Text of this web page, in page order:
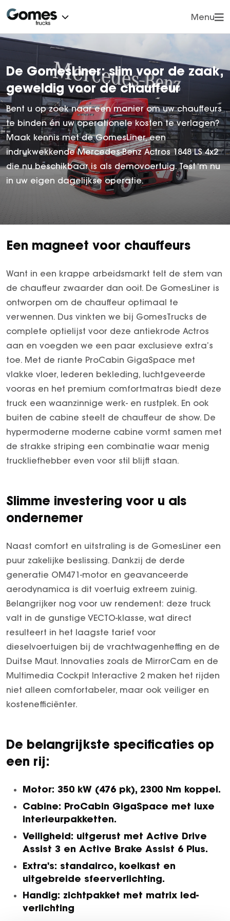
Menu
Onze modellen
Vorige
ONZE MODELLEN
Mercedes-Benz
Actros
Actros F
Actros L ProCab
Actros L tot 500 ton
eActros 400
eActros 600
Atego Bouwverkeer
Arocs tot 500 ton
Econic
eEconic
FUSO
FUSO Canter
FUSO eCanter
Onderdelen
Vorige
ONDERDELEN
Orginele Mercedes-Benz onderdelen &
Trucksparts onderdelen
Op- en ombouw
Service en diensten
Afleveringen
Vestigingen
Werkplaatsafspraak
Nieuws
Vacatures
De GomesLiner: slim voor de zaak,
geweldig voor de chauffeur
Bent u op zoek naar een manier om uw chauffeurs
te binden én uw operationele kosten te verlagen?
Maak kennis met de GomesLiner, een
indrukwekkende Mercedes-Benz Actros 1848 LS 4x2
die nu beschikbaar is als demovoertuig. Test ‘m nu
in uw eigen dagelijkse operatie.
Een magneet voor chauffeurs
Want in een krappe arbeidsmarkt telt de stem van
de chauffeur zwaarder dan ooit. De GomesLiner is
ontworpen om de chauffeur optimaal te
verwennen. Dus vinkten we bij GomesTrucks de
complete optielijst voor deze antiekrode Actros
aan en voegden we een paar exclusieve extra’s
toe. Met de riante ProCabin GigaSpace met
vlakke vloer, lederen bekleding, luchtgeveerde
vooras en het premium comfortmatras biedt deze
truck een waanzinnige werk- en rustplek. En ook
buiten de cabine steelt de chauffeur de show. De
hypermoderne moderne cabine vormt samen met
de strakke striping een combinatie waar menig
truckliefhebber even voor stil blijft staan.
Slimme investering voor u als
ondernemer
Naast comfort en uitstraling is de GomesLiner een
puur zakelijke beslissing. Dankzij de derde
generatie OM471-motor en geavanceerde
aerodynamica is dit voertuig extreem zuinig.
Belangrijker nog voor uw rendement: deze truck
valt in de gunstige VECTO-klasse, wat direct
resulteert in het laagste tarief voor
dieselvoertuigen bij de vrachtwagenheffing en de
Duitse Maut. Innovaties zoals de MirrorCam en de
Multimedia Cockpit Interactive 2 maken het rijden
niet alleen comfortabeler, maar ook veiliger en
kostenefficiënter.
De belangrijkste specificaties op
een rij:
Motor: 350 kW (476 pk), 2300 Nm koppel.
Cabine: ProCabin GigaSpace met luxe
interieurpakketten.
Veiligheid: uitgerust met Active Drive
Assist 3 en Active Brake Assist 6 Plus.
Extra's: standairco, koelkast en
uitgebreide sfeerverlichting.
Handig: zichtpakket met matrix led-
verlichting